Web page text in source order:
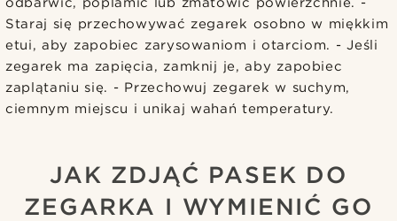
Staraj się przechowywać zegarek osobno w miękkim
etui, aby zapobiec zarysowaniom i otarciom. - Jeśli
zegarek ma zapięcia, zamknij je, aby zapobiec
zaplątaniu się. - Przechowuj zegarek w suchym,
ciemnym miejscu i unikaj wahań temperatury.
JAK ZDJĄĆ PASEK DO
ZEGARKA I WYMIENIĆ GO